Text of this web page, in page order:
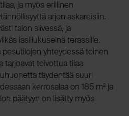
ja myös erillinen
arjen askareisiin.
talon siivessä, ja
lasiliukuseinä terassille.
yhteydessä toinen
tarjoavat toivottua tilaa
täydentää suuri
kerrosalaa on 185 m² ja
päätyyn on lisätty myös